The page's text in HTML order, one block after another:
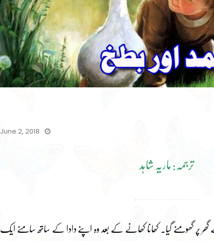
June 2, 2018
ترجمہ: ماریہ شاہد
گھر پر گھومنے گیا۔ کھانا کھانے کے بعد وہ اپنے دادا کے ساتھ سامنے ایک